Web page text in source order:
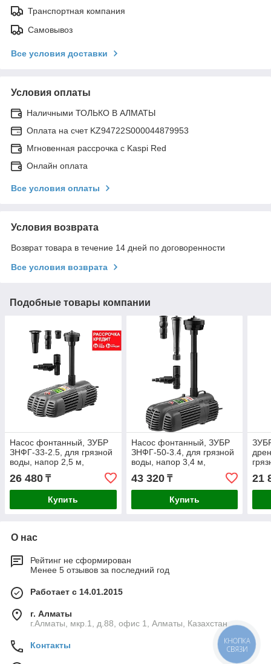
Транспортная компания
Самовывоз
Все условия доставки
Условия оплаты
Наличными ТОЛЬКО В АЛМАТЫ
Оплата на счет KZ94722S000044879953
Мгновенная рассрочка с Kaspi Red
Онлайн оплата
Все условия оплаты
Условия возврата
Возврат товара в течение 14 дней по договоренности
Все условия возврата
Подобные товары компании
Насос фонтанный, ЗУБР
ЗНФГ-33-2.5, для грязной
воды, напор 2,5 м,
насадки: колокольчик,
гейзер, каскад, 50 Вт,
26 480 ₸
Купить
Насос фонтанный, ЗУБР
ЗНФГ-50-3.4, для грязной
воды, напор 3,4 м,
насадки: колокольчик,
гейзер, каскад, 85 Вт,
43 320₸
Купить
21
О нас
Рейтинг не сформирован
Менее 5 отзывов за последний год
Работает с 14.01.2015
г. Алматы
г.Алматы, мкр.1, д.88, офис 1, Алматы, Казахстан
Контакты
КНОПКА
СВЯЗИ